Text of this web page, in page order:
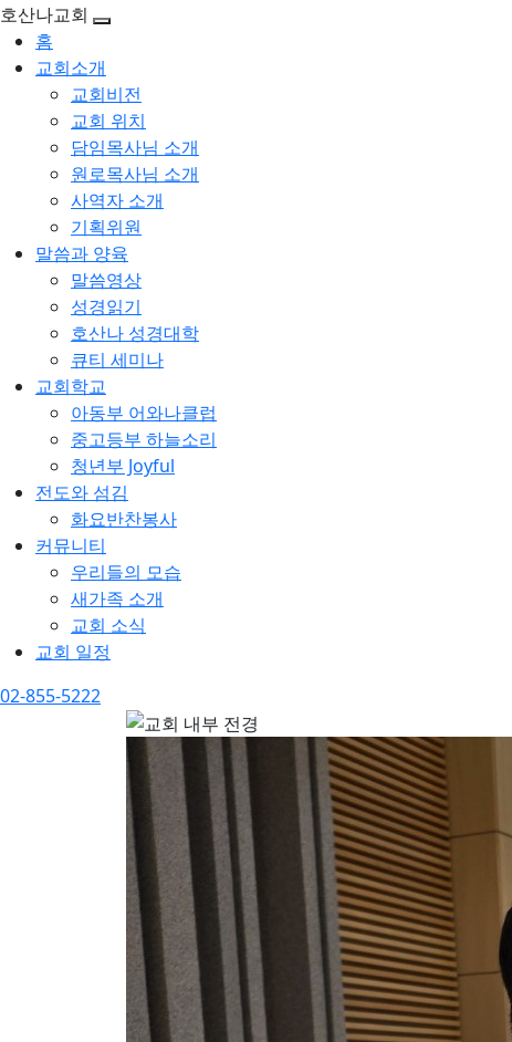
호산나교회
홈
교회소개
교회비전
교회 위치
담임목사님 소개
원로목사님 소개
사역자 소개
기획위원
말씀과 양육
말씀영상
성경읽기
호산나 성경대학
큐티 세미나
교회학교
아동부 어와나클럽
중고등부 하늘소리
청년부 Joyful
전도와 섬김
화요반찬봉사
커뮤니티
우리들의 모습
새가족 소개
교회 소식
교회 일정
02-855-5222